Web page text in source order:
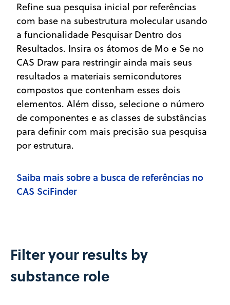
Refine sua pesquisa inicial por referências
com base na subestrutura molecular usando
a funcionalidade Pesquisar Dentro dos
Resultados. Insira os átomos de Mo e Se no
CAS Draw para restringir ainda mais seus
resultados a materiais semicondutores
compostos que contenham esses dois
elementos. Além disso, selecione o número
de componentes e as classes de substâncias
para definir com mais precisão sua pesquisa
por estrutura.
Saiba mais sobre a busca de referências no
CAS SciFinder
Filter your results by
substance role